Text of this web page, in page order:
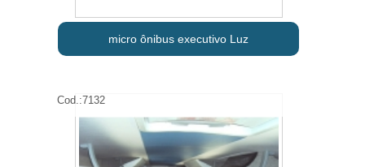
micro ônibus executivo Luz
Cod.:7132